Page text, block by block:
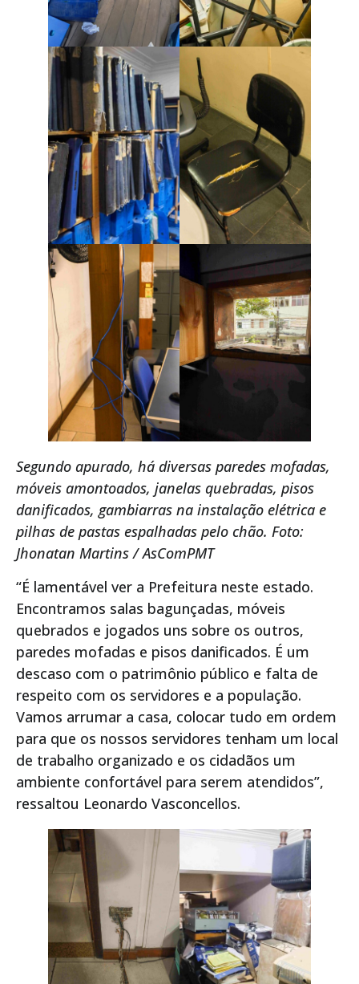
Segundo apurado, há diversas paredes mofadas,
móveis amontoados, janelas quebradas, pisos
danificados, gambiarras na instalação elétrica e
pilhas de pastas espalhadas pelo chão. Foto:
Jhonatan Martins / AsComPMT
“É lamentável ver a Prefeitura neste estado.
Encontramos salas bagunçadas, móveis
quebrados e jogados uns sobre os outros,
paredes mofadas e pisos danificados. É um
descaso com o patrimônio público e falta de
respeito com os servidores e a população.
Vamos arrumar a casa, colocar tudo em ordem
para que os nossos servidores tenham um local
de trabalho organizado e os cidadãos um
ambiente confortável para serem atendidos”,
ressaltou Leonardo Vasconcellos.